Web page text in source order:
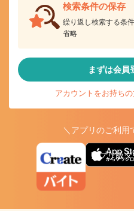
検索条件の保存
繰り返し検索する条
省略
まずは会員
アカウントをお持ち
＼アプリのご利用
アプリ版